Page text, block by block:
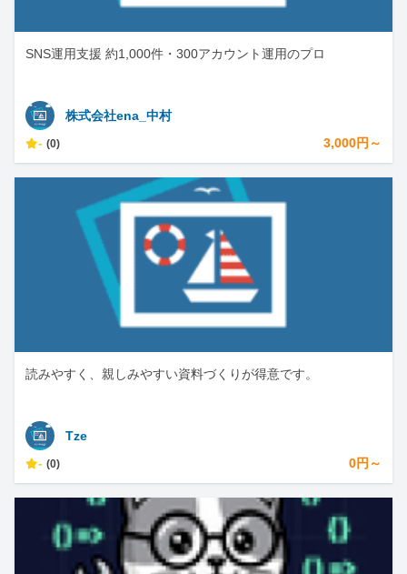
SNS運用支援 約1,000件・300アカウント運用のプロ
株式会社ena_中村
- (0) 3,000円～
読みやすく、親しみやすい資料づくりが得意です。
Tze
- (0) 0円～